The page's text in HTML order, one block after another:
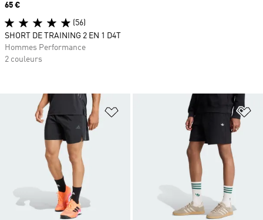
Ajouter à la Liste de produits
Prix
65 €
(56)
SHORT DE TRAINING 2 EN 1 D4T
Hommes Performance
2 couleurs